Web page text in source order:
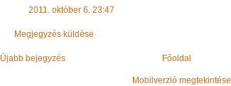
2011. október 6. 23:47
Megjegyzés küldése
Újabb bejegyzés Főoldal
Mobilverzió megtekintése